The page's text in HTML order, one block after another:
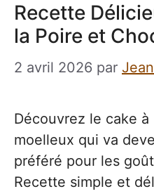
Recette
la Poire et
2 avril 2026 par
Découvrez le cake
moelleux qui va
préféré pour les
Recette simple et